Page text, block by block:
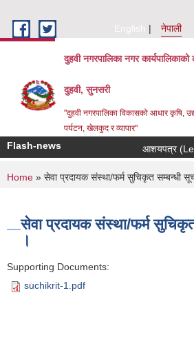
English
नेपाली
दुहवी नगरपालिका नगर कार्यपालिकाको
दुहवी, सुनसरी
"दुहवी नगरपालिका विकासको आधार कृषि,
पर्यटन, खेलकुद र व्यापार"
Flash-news आशयपत्र
You are here
Home » सेवा प्रदायक संस्था/फर्म सुचिकृत सम्बन्धी
सेवा प्रदायक संस्था/फर्म
।
Supporting Documents:
suchikrit-1.pdf